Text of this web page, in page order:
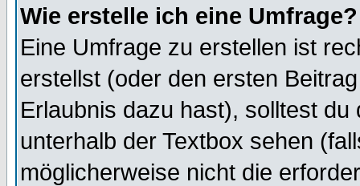
Wie erstelle ich eine Umfrage?
Eine Umfrage zu erstellen ist
erstellst (oder den ersten
Erlaubnis dazu hast), solltest
unterhalb der Textbox sehen
möglicherweise nicht die